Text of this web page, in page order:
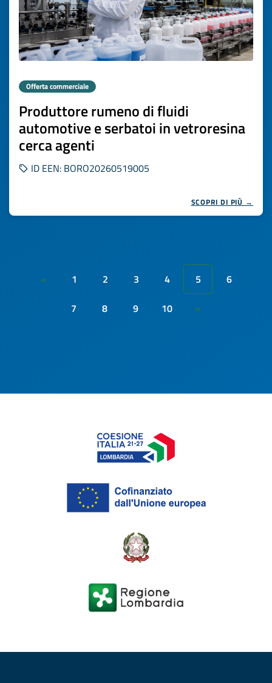
Offerta commerciale
Produttore rumeno di fluidi
automotive e serbatoi in vetroresina
cerca agenti
ID EEN: BORO20260519005
SCOPRI DI PIÙ →
« 1 2 3 4 5
6
7
8 9 10 »